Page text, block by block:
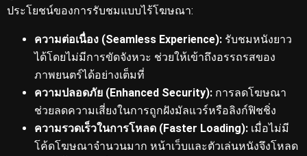
ประโยชน์ของการรับชมแบบไร้โฆษณา:
ความต่อเนื่อง (Seamless Experience): รับชมหนังยาว
ได้โดยไม่มีการขัดจังหวะ ช่วยให้เข้าถึงอรรถรสของ
ภาพยนตร์ได้อย่างเต็มที่
ความปลอดภัย (Enhanced Security): การลดโฆษณา
ช่วยลดความเสี่ยงในการถูกฝังมัลแวร์หรือลิงก์ฟิชชิ่ง
ความรวดเร็วในการโหลด (Faster Loading): เมื่อไม่มี
โค้ดโฆษณาจำนวนมาก หน้าเว็บและตัวเล่นหนังจึงโหลด